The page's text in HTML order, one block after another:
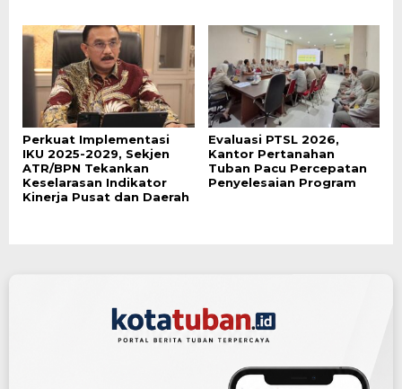
Perkuat Implementasi
IKU 2025-2029, Sekjen
ATR/BPN Tekankan
Keselarasan Indikator
Kinerja Pusat dan Daerah
Evaluasi PTSL 2026,
Kantor Pertanahan
Tuban Pacu Percepatan
Penyelesaian Program